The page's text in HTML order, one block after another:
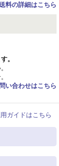
料の詳細はこちら
。
い合わせはこちら
ガイドはこちら